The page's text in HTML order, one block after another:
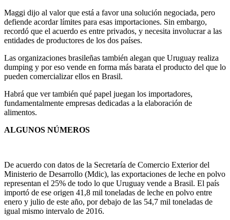
Maggi dijo al valor que está a favor una solución negociada, pero
defiende acordar límites para esas importaciones. Sin embargo,
recordó que el acuerdo es entre privados, y necesita involucrar a las
entidades de productores de los dos países.
Las organizaciones brasileñas también alegan que Uruguay realiza
dumping y por eso vende en forma más barata el producto del que lo
pueden comercializar ellos en Brasil.
Habrá que ver también qué papel juegan los importadores,
fundamentalmente empresas dedicadas a la elaboración de
alimentos.
ALGUNOS NÚMEROS
De acuerdo con datos de la Secretaría de Comercio Exterior del
Ministerio de Desarrollo (Mdic), las exportaciones de leche en polvo
representan el 25% de todo lo que Uruguay vende a Brasil. El país
importó de ese origen 41,8 mil toneladas de leche en polvo entre
enero y julio de este año, por debajo de las 54,7 mil toneladas de
igual mismo intervalo de 2016.